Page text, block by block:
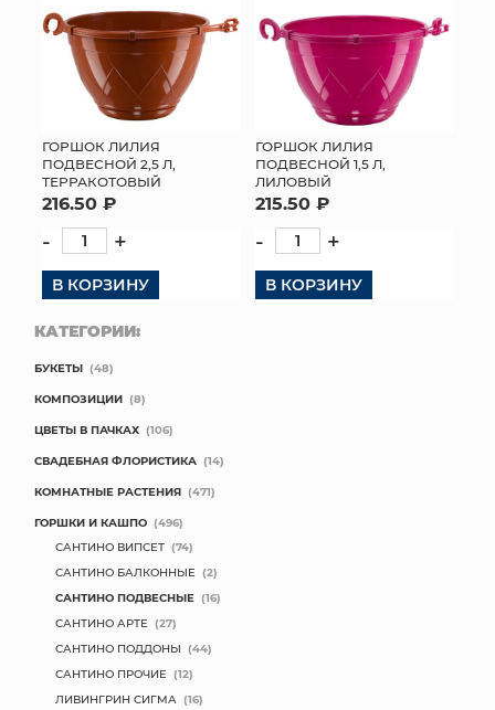
ГОРШОК ЛИЛИЯ
ПОДВЕСНОЙ 2,5 Л,
ТЕРРАКОТОВЫЙ
216.50 ₽
- +
В КОРЗИНУ
ГОРШОК ЛИЛИЯ
ПОДВЕСНОЙ 1,5 Л,
ЛИЛОВЫЙ
215.50 ₽
- +
В КОРЗИНУ
КАТЕГОРИИ:
БУКЕТЫ (48)
КОМПОЗИЦИИ (8)
ЦВЕТЫ В ПАЧКАХ (106)
СВАДЕБНАЯ ФЛОРИСТИКА (14)
КОМНАТНЫЕ РАСТЕНИЯ (471)
ГОРШКИ И КАШПО (496)
САНТИНО ВИПСЕТ (74)
САНТИНО БАЛКОННЫЕ (2)
САНТИНО ПОДВЕСНЫЕ (16)
САНТИНО АРТЕ (27)
САНТИНО ПОДДОНЫ (44)
САНТИНО ПРОЧИЕ (12)
ЛИВИНГРИН СИГМА (16)